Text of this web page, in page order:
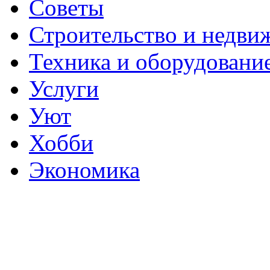
Советы
Строительство и
Техника и
Услуги
Уют
Хобби
Экономика